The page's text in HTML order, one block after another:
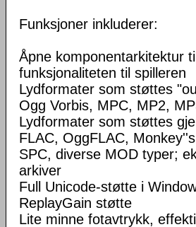
Funksjoner inkluderer:
Åpne komponentarkitektur
funksjonaliteten til spilleren
Lydformater som støttes
Ogg Vorbis, MPC, MP2,
Lydformater som støttes
FLAC, OggFLAC,
SPC, diverse MOD typer;
arkiver
Full Unicode-støtte i
ReplayGain støtte
Lite minne fotavtrykk,